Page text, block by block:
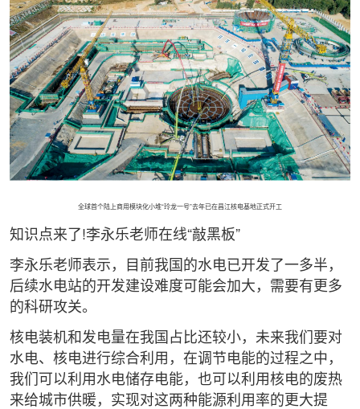
全球首个陆上商用模块化小堆“玲龙一号”去年已在昌江核电基地正式开工
知识点来了!李永乐老师在线“敲黑板”
李永乐老师表示，目前我国的水电已开发了一多半，
后续水电站的开发建设难度可能会加大，需要有更多
的科研攻关。
核电装机和发电量在我国占比还较小，未来我们要对
水电、核电进行综合利用，在调节电能的过程之中，
我们可以利用水电储存电能，也可以利用核电的废热
来给城市供暖，实现对这两种能源利用率的更大提